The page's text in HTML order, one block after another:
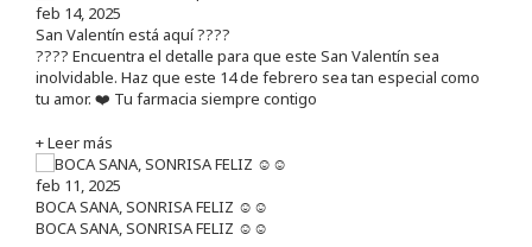
feb 14, 2025
San Valentín está aquí ????
???? Encuentra el detalle para que este San Valentín sea
inolvidable. Haz que este 14 de febrero sea tan especial como
tu amor. ❤️ Tu farmacia siempre contigo
+ Leer más
feb 11, 2025
BOCA SANA, SONRISA FELIZ ☺️☺️
BOCA SANA, SONRISA FELIZ ☺️☺️